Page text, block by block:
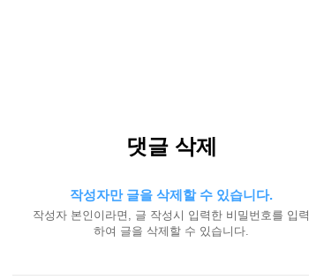
댓글 삭제
작성자만 글을 삭제할 수 있습니다.
작성자 본인이라면, 글 작성시 입력한 비밀번호를 입력
하여 글을 삭제할 수 있습니다.